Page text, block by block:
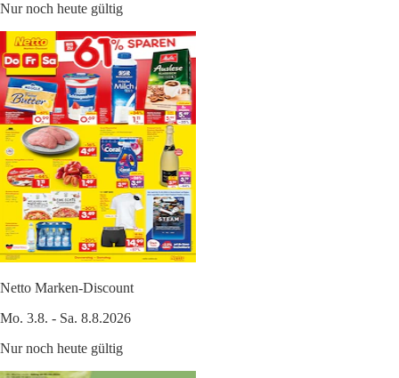
Nur noch heute gültig
Netto Marken-Discount
Mo. 3.8. - Sa. 8.8.2026
Nur noch heute gültig